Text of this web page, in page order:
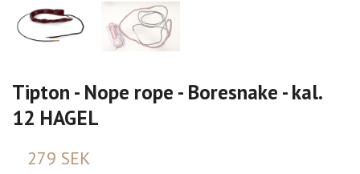
Tipton - Nope rope - Boresnake - kal.
12 HAGEL
279 SEK